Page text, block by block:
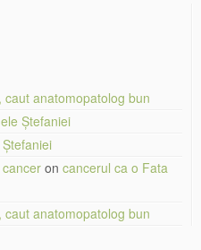
caut anatomopatolog bun
Ștefaniei
on cancerul ca o Fata
caut anatomopatolog bun